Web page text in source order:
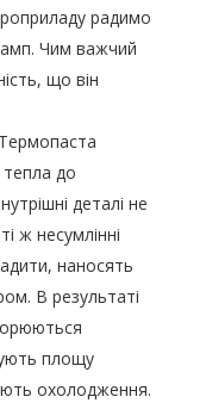
радимо
Чим важчий
що він
тепла до
деталі не
ж несумлінні
наносять
В результаті
площу
охолодження.